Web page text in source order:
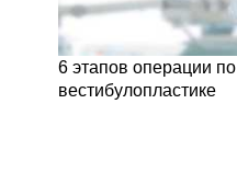
6 этапов операции по
вестибулопластике